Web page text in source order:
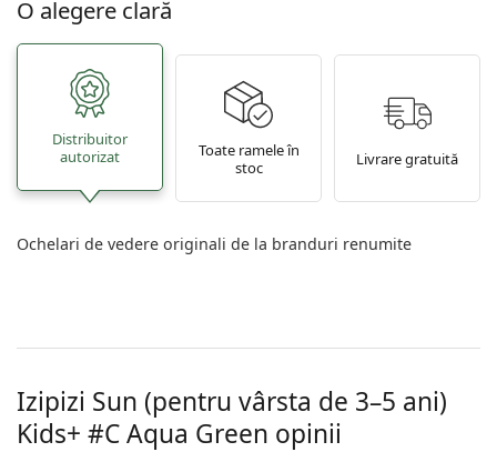
O alegere clară
Distribuitor
autorizat
Toate ramele în
stoc
Livrare gratuită
Ochelari de vedere originali de la branduri renumite
Izipizi Sun (pentru vârsta de 3–5 ani)
Kids+ #C Aqua Green opinii